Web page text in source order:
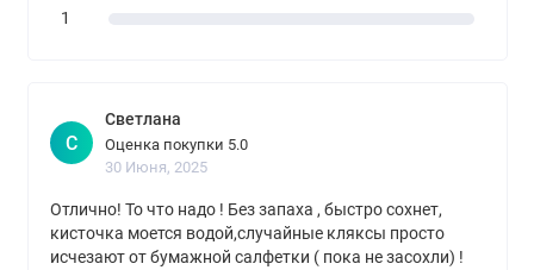
1
С
Светлана
Оценка покупки 5.0
30 Июня, 2025
Отлично! То что надо ! Без запаха , быстро сохнет,
кисточка моется водой,случайные кляксы просто
исчезают от бумажной салфетки ( пока не засохли) !